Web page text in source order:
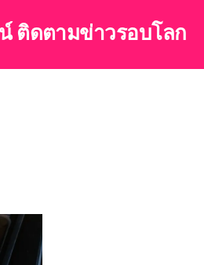
ติดตามข่าวรอบโลก